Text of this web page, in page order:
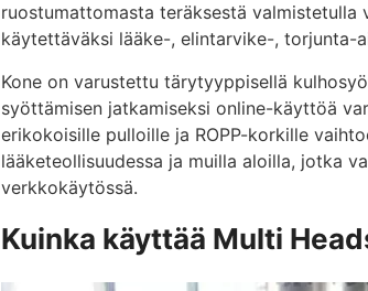
ruostumattomasta teräksestä valmistetulla
käytettäväksi lääke-, elintarvike-, torjunta-
Kone on varustettu tärytyyppisellä
syöttämisen jatkamiseksi online-käyttöä
erikokoisille pulloille ja ROPP-korkille
lääketeollisuudessa ja muilla aloilla, jotka
verkkokäytössä.
Kuinka käyttää Multi